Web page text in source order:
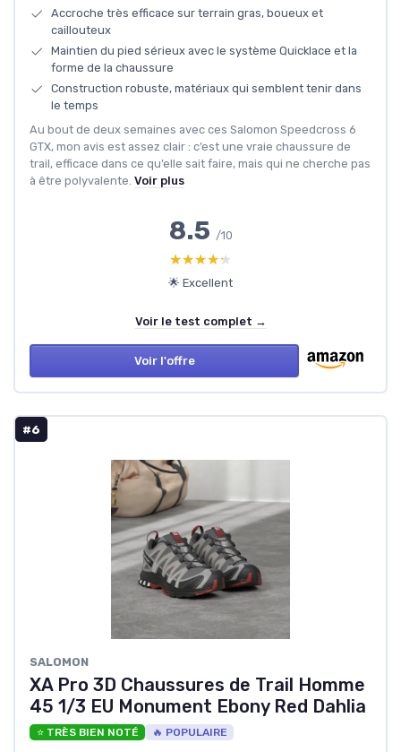
Accroche très efficace sur terrain gras, boueux et
caillouteux
Maintien du pied sérieux avec le système Quicklace et la
forme de la chaussure
Construction robuste, matériaux qui semblent tenir dans
le temps
Au bout de deux semaines avec ces Salomon Speedcross 6
GTX, mon avis est assez clair : c’est une vraie chaussure de
trail, efficace dans ce qu’elle sait faire, mais qui ne cherche pas
à être polyvalente. Voir plus
8.5 /10
★★★★★
★★★★★
🌟 Excellent
Voir le test complet →
Voir l'offre
#6
SALOMON
XA Pro 3D Chaussures de Trail Homme
45 1/3 EU Monument Ebony Red Dahlia
⭐ TRÈS BIEN NOTÉ 🔥 POPULAIRE